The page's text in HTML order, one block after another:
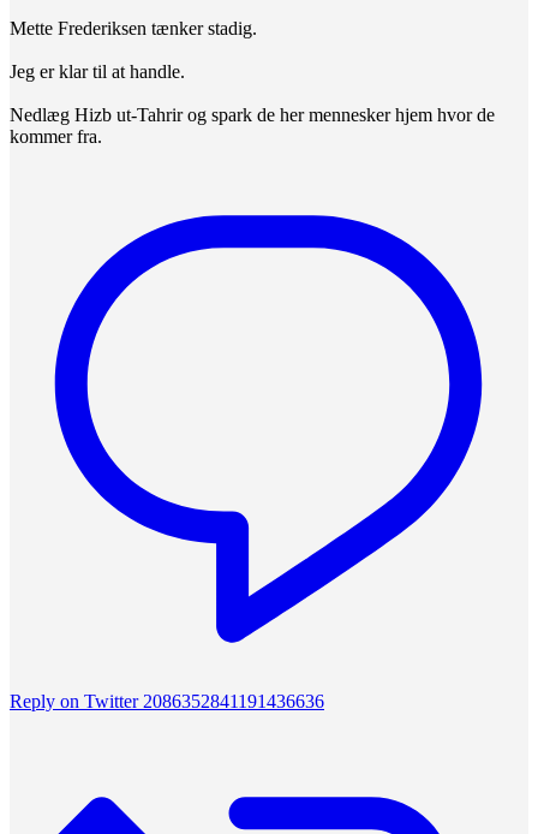
Mette Frederiksen tænker stadig.
Jeg er klar til at handle.
Nedlæg Hizb ut-Tahrir og spark de her mennesker hjem hvor de
kommer fra.
Reply on Twitter 2086352841191436636